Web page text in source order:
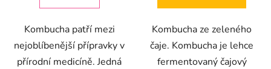
Kombucha patří mezi
nejoblíbenější přípravky v
přírodní medicíně. Jedná
Kombucha ze zeleného
čaje. Kombucha je lehce
fermentovaný čajový